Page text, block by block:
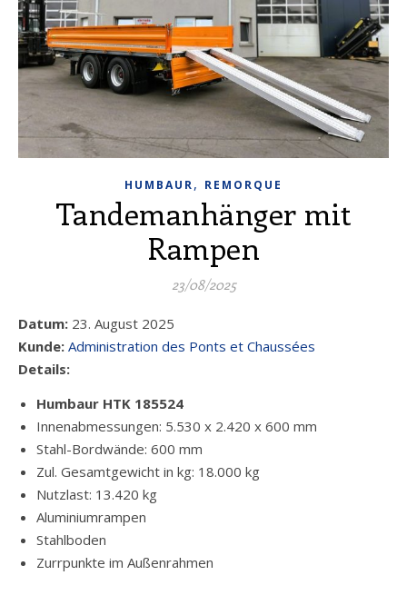
HUMBAUR, REMORQUE
Tandemanhänger mit
Rampen
23/08/2025
Datum: 23. August 2025
Kunde: Administration des Ponts et Chaussées
Details:
Humbaur HTK 185524
Innenabmessungen: 5.530 x 2.420 x 600 mm
Stahl-Bordwände: 600 mm
Zul. Gesamtgewicht in kg: 18.000 kg
Nutzlast: 13.420 kg
Aluminiumrampen
Stahlboden
Zurrpunkte im Außenrahmen